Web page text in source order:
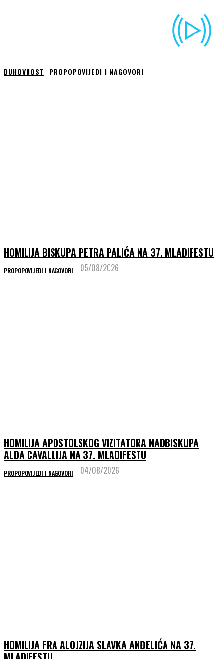
DUHOVNOST PROPOPOVIJEDI I NAGOVORI
HOMILIJA BISKUPA PETRA PALIĆA NA 37. MLADIFESTU
PROPOPOVIJEDI I NAGOVORI 05/08/2026
HOMILIJA APOSTOLSKOG VIZITATORA NADBISKUPA
ALDA CAVALLIJA NA 37. MLADIFESTU
PROPOPOVIJEDI I NAGOVORI 04/08/2026
HOMILIJA FRA ALOJZIJA SLAVKA ANĐELIĆA NA 37.